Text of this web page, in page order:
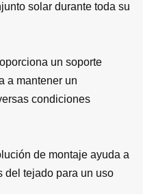
solar durante toda su
un soporte
a mantener un
condiciones
de montaje ayuda a
del tejado para un uso